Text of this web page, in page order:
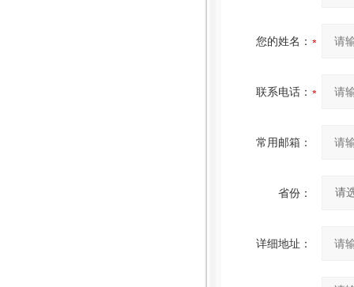
您的姓名：
联系电话：
常用邮箱：
省份：
详细地址：